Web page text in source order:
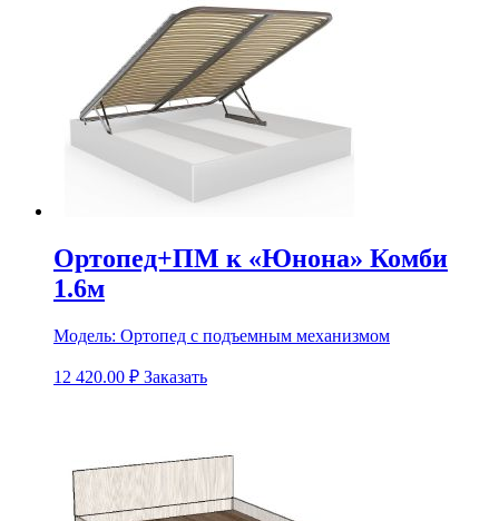
Ортопед+ПМ к «Юнона» Комби
1.6м
Модель: Ортопед с подъемным механизмом
12 420.00 ₽ Заказать